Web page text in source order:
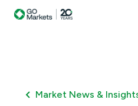
Market News &